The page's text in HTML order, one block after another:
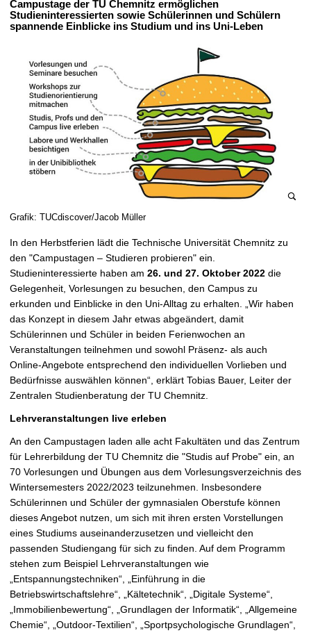
Campustage der TU Chemnitz ermöglichen
Studieninteressierten sowie Schülerinnen und Schülern
spannende Einblicke ins Studium und ins Uni-Leben
l
d
v
e
r
g
r
ö
ß
e
r
Grafik: TUCdiscover/Jacob Müller
In den Herbstferien lädt die Technische Universität Chemnitz zu
den "Campustagen – Studieren probieren" ein.
Studieninteressierte haben am 26. und 27. Oktober 2022 die
Gelegenheit, Vorlesungen zu besuchen, den Campus zu
erkunden und Einblicke in den Uni-Alltag zu erhalten. „Wir haben
das Konzept in diesem Jahr etwas abgeändert, damit
Schülerinnen und Schüler in beiden Ferienwochen an
Veranstaltungen teilnehmen und sowohl Präsenz- als auch
Online-Angebote entsprechend den individuellen Vorlieben und
Bedürfnisse auswählen können“, erklärt Tobias Bauer, Leiter der
Zentralen Studienberatung der TU Chemnitz.
Lehrveranstaltungen live erleben
An den Campustagen laden alle acht Fakultäten und das Zentrum
für Lehrerbildung der TU Chemnitz die "Studis auf Probe" ein, an
70 Vorlesungen und Übungen aus dem Vorlesungsverzeichnis des
Wintersemesters 2022/2023 teilzunehmen. Insbesondere
Schülerinnen und Schüler der gymnasialen Oberstufe können
dieses Angebot nutzen, um sich mit ihren ersten Vorstellungen
eines Studiums auseinanderzusetzen und vielleicht den
passenden Studiengang für sich zu finden. Auf dem Programm
stehen zum Beispiel Lehrveranstaltungen wie
„Entspannungstechniken“, „Einführung in die
Betriebswirtschaftslehre“, „Kältetechnik“, „Digitale Systeme“,
„Immobilienbewertung“, „Grundlagen der Informatik“, „Allgemeine
Chemie“, „Outdoor-Textilien“, „Sportpsychologische Grundlagen“,